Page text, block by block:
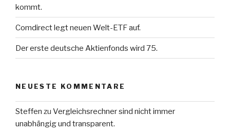
kommt.
Comdirect legt neuen Welt-ETF auf.
Der erste deutsche Aktienfonds wird 75.
NEUESTE KOMMENTARE
Steffen zu Vergleichsrechner sind nicht immer
unabhängig und transparent.